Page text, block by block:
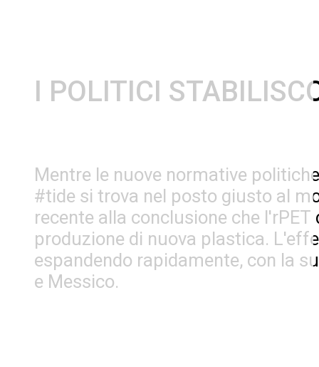
I POLITICI
Mentre le nuove normative
#tide si trova nel posto giusto al
recente alla conclusione che
produzione di nuova plastica.
espandendo rapidamente, con la
e Messico.